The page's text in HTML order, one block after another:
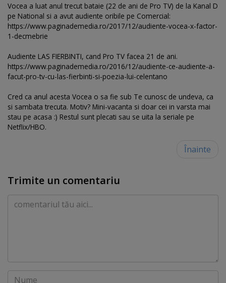
Vocea a luat anul trecut bataie (22 de ani de Pro TV) de la Kanal D
pe National si a avut audiente oribile pe Comercial:
https://www.paginademedia.ro/2017/12/audiente-vocea-x-factor-
1-decmebrie
Audiente LAS FIERBINTI, cand Pro TV facea 21 de ani.
https://www.paginademedia.ro/2016/12/audiente-ce-audiente-a-
facut-pro-tv-cu-las-fierbinti-si-poezia-lui-celentano
Cred ca anul acesta Vocea o sa fie sub Te cunosc de undeva, ca
si sambata trecuta. Motiv? Mini-vacanta si doar cei in varsta mai
stau pe acasa :) Restul sunt plecati sau se uita la seriale pe
Netflix/HBO.
Înainte
Trimite un comentariu
Comentariu
Nume